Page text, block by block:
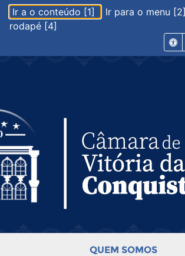
Ir a o conteúdo [1] Ir para o menu [2]
rodapé [4]
QUEM SOMOS